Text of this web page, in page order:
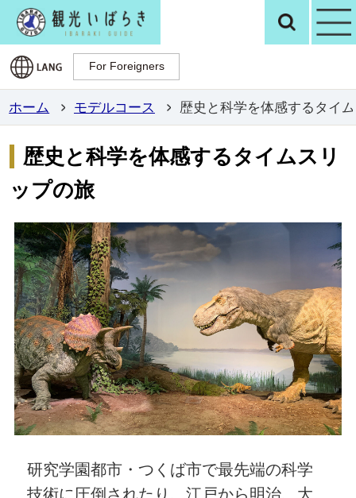
観光いばらき検
For Foreigners
For Foreigners
ホーム モデルコース 歴史と科学を体感するタイ
歴史と科学を体感するタイムスリ
ップの旅
研究学園都市・つくば市で最先端の科学
技術に圧倒されたり、江戸から明治、大